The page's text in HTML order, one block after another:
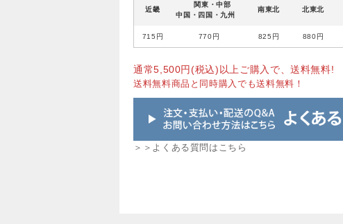
近畿
関東・中部
中国・四国・九州
南東北 北東北
715円 770円 825円 880円
通常5,500円(税込)以上ご購入で、送料無料!
送料無料商品と同時購入でも送料無料！
＞＞よくある質問はこちら